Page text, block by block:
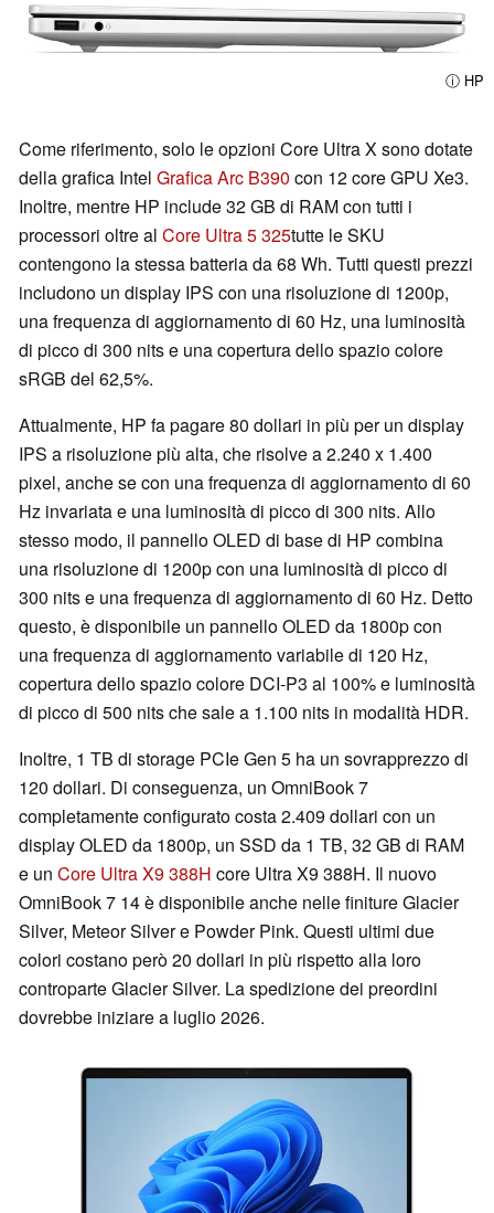
ⓘ HP
Come riferimento, solo le opzioni Core Ultra X sono dotate
della grafica Intel Grafica Arc B390 con 12 core GPU Xe3.
Inoltre, mentre HP include 32 GB di RAM con tutti i
processori oltre al Core Ultra 5 325tutte le SKU
contengono la stessa batteria da 68 Wh. Tutti questi prezzi
includono un display IPS con una risoluzione di 1200p,
una frequenza di aggiornamento di 60 Hz, una luminosità
di picco di 300 nits e una copertura dello spazio colore
sRGB del 62,5%.
Attualmente, HP fa pagare 80 dollari in più per un display
IPS a risoluzione più alta, che risolve a 2.240 x 1.400
pixel, anche se con una frequenza di aggiornamento di 60
Hz invariata e una luminosità di picco di 300 nits. Allo
stesso modo, il pannello OLED di base di HP combina
una risoluzione di 1200p con una luminosità di picco di
300 nits e una frequenza di aggiornamento di 60 Hz. Detto
questo, è disponibile un pannello OLED da 1800p con
una frequenza di aggiornamento variabile di 120 Hz,
copertura dello spazio colore DCI-P3 al 100% e luminosità
di picco di 500 nits che sale a 1.100 nits in modalità HDR.
Inoltre, 1 TB di storage PCIe Gen 5 ha un sovrapprezzo di
120 dollari. Di conseguenza, un OmniBook 7
completamente configurato costa 2.409 dollari con un
display OLED da 1800p, un SSD da 1 TB, 32 GB di RAM
e un Core Ultra X9 388H core Ultra X9 388H. Il nuovo
OmniBook 7 14 è disponibile anche nelle finiture Glacier
Silver, Meteor Silver e Powder Pink. Questi ultimi due
colori costano però 20 dollari in più rispetto alla loro
controparte Glacier Silver. La spedizione dei preordini
dovrebbe iniziare a luglio 2026.